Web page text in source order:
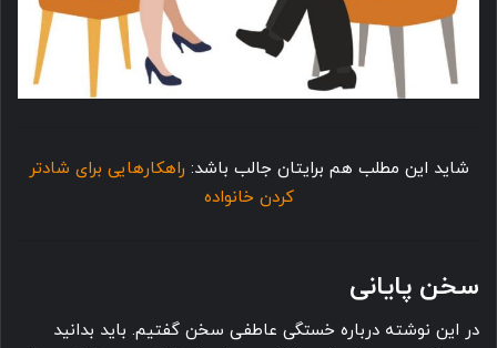
شاید این مطلب هم برایتان جالب باشد: راهکارهایی برای شادتر
کردن خانواده
سخن پایانی
در این نوشته درباره خستگی عاطفی سخن گفتیم. باید بدانید